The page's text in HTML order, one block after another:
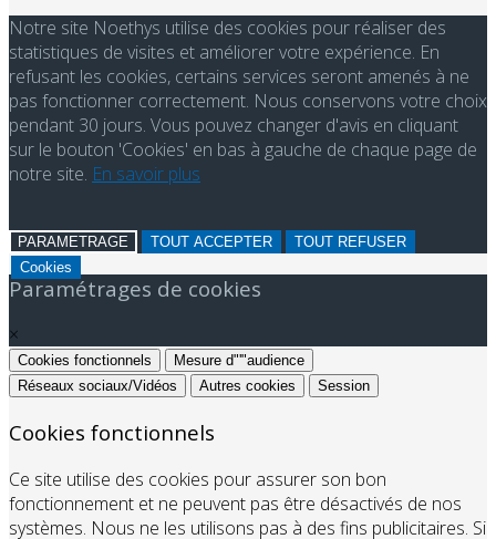
Notre site Noethys utilise des cookies pour réaliser des
statistiques de visites et améliorer votre expérience. En
refusant les cookies, certains services seront amenés à ne
pas fonctionner correctement. Nous conservons votre choix
pendant 30 jours. Vous pouvez changer d'avis en cliquant
sur le bouton 'Cookies' en bas à gauche de chaque page de
notre site. En savoir plus
PARAMETRAGE TOUT ACCEPTER
TOUT REFUSER
Cookies
Paramétrages de cookies
×
Cookies fonctionnels
Mesure d"'"audience
Réseaux sociaux/Vidéos
Autres cookies Session
Cookies fonctionnels
Ce site utilise des cookies pour assurer son bon
fonctionnement et ne peuvent pas être désactivés de nos
systèmes. Nous ne les utilisons pas à des fins publicitaires. Si